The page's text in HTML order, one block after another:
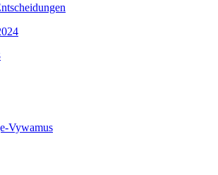
Vywamus